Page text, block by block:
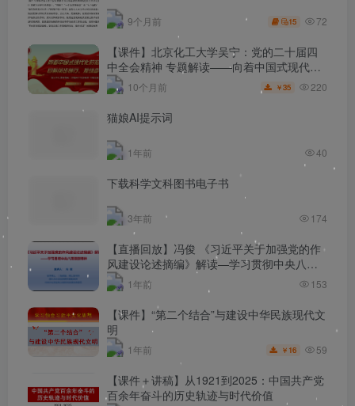
9个月前 15 72
【课件】北京化工大学吴宁：党的二十届四
中全会精神 专题解读——向着中国式现代化
的宏伟目标阔步前行、接续奋斗
10个月前 ￥35 220
猫娘AI提示词
1年前 40
下载科学文科图书电子书
3年前 174
【直播回放】冯俊 《习近平关于加强党的作
风建设论述摘编》解读—学习贯彻中央八项
规定精神20250327
1年前 153
【课件】“第二个结合”与建设中华民族现代文
明
1年前 ￥ 16 59
【课件＋讲稿】从1921到2025：中国共产党
百余年奋斗的历史轨迹与时代价值